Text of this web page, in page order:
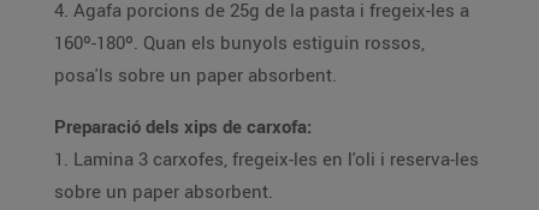
4. Agafa porcions de 25g de la pasta i fregeix-les a
160º-180º. Quan els bunyols estiguin rossos,
posa'ls sobre un paper absorbent.
Preparació dels xips de carxofa:
1. Lamina 3 carxofes, fregeix-les en l'oli i reserva-les
sobre un paper absorbent.